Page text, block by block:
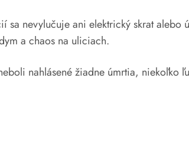
nevylučuje ani elektrický skrat alebo
a chaos na uliciach.
nahlásené žiadne úmrtia, niekoľko